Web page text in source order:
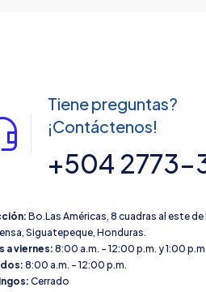
correo
en este
próxima vez
Tiene preguntas?
¡Contáctenos!
+504 2773-
Bo.Las Américas, 8 cuadras al este de
Siguatepeque, Honduras.
a viernes: 8:00 a.m. – 12:00 p.m. y 1:00
8:00 a.m. – 12:00 p.m.
Cerrado